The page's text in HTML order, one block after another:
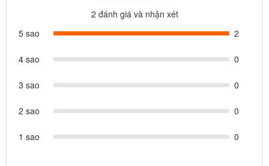
2 đánh giá và nhận xét
5 sao
2
4 sao 0
3 sao 0
2 sao 0
1 sao 0